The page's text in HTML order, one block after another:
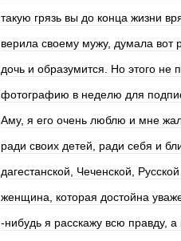
такую грязь вы до конца жизни
верила своему мужу, думала вот
дочь и образумится. Но этого
фотографию в неделю для
Аму, я его очень люблю и мне
ради своих детей, ради себя и
дагестанской, Чеченской,
женщина, которая достойна
-нибудь я расскажу всю правду, а